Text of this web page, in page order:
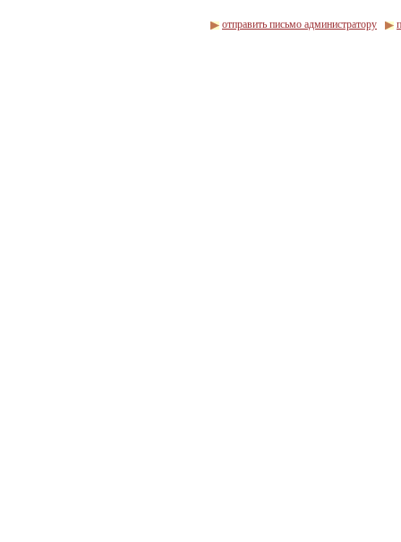
отправить письмо администратору